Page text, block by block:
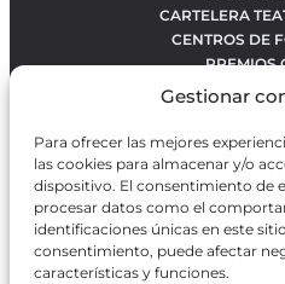
Gestionar
Para ofrecer las mejores
las cookies para almacenar y/o
dispositivo. El consentimiento de
procesar datos como el
identificaciones únicas en este
consentimiento, puede afectar
características y funciones.
CARTELERA
CENTROS DE
PREMIOS
OBRAS MÁS
RANKING
BÚSQUEDA